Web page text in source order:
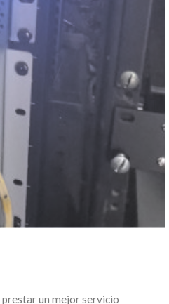
prestar un mejor servicio